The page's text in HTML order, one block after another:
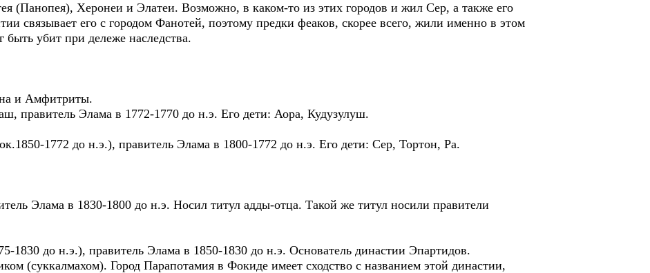
(Панопея), Херонеи и Элатеи. Возможно, в каком-то из этих городов и жил Сер, а также его
связывает его с городом Фанотей, поэтому предки феаков, скорее всего, жили именно в этом
быть убит при дележе наследства.
и Амфитриты.
Элама в 1772-1770 до н.э. Его дети: Аора, Кудузулуш.
1772 до н.э.), правитель Элама в 1800-1772 до н.э. Его дети: Сер, Тортон, Ра.
Элама в 1830-1800 до н.э. Носил титул адды-отца. Такой же титул носили правители
1830 до н.э.), правитель Элама в 1850-1830 до н.э. Основатель династии Эпартидов.
(суккалмахом). Город Парапотамия в Фокиде имеет сходство с названием этой династии,